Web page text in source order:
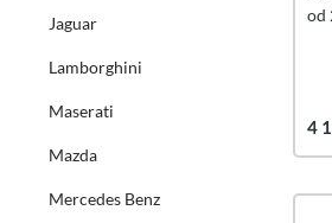
Jaguar
Lamborghini
Maserati
Mazda
Mercedes Benz
od
4